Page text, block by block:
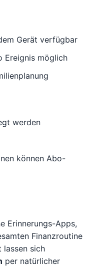
Gerät verfügbar
Ereignis möglich
werden
können Abo-
Erinnerungs-Apps,
Finanzroutine
lassen sich
per natürlicher